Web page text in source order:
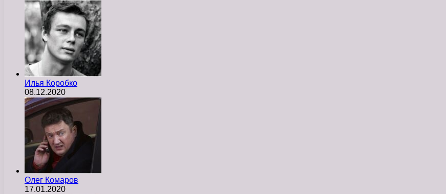
Илья Коробко
08.12.2020
Олег Комаров
17.01.2020